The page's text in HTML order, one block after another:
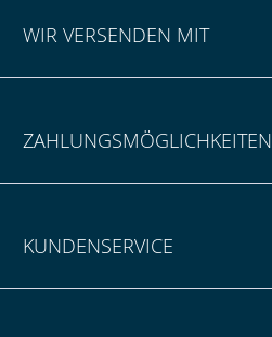
WIR VERSENDEN MIT
ZAHLUNGSMÖGLICHKEITEN
KUNDENSERVICE